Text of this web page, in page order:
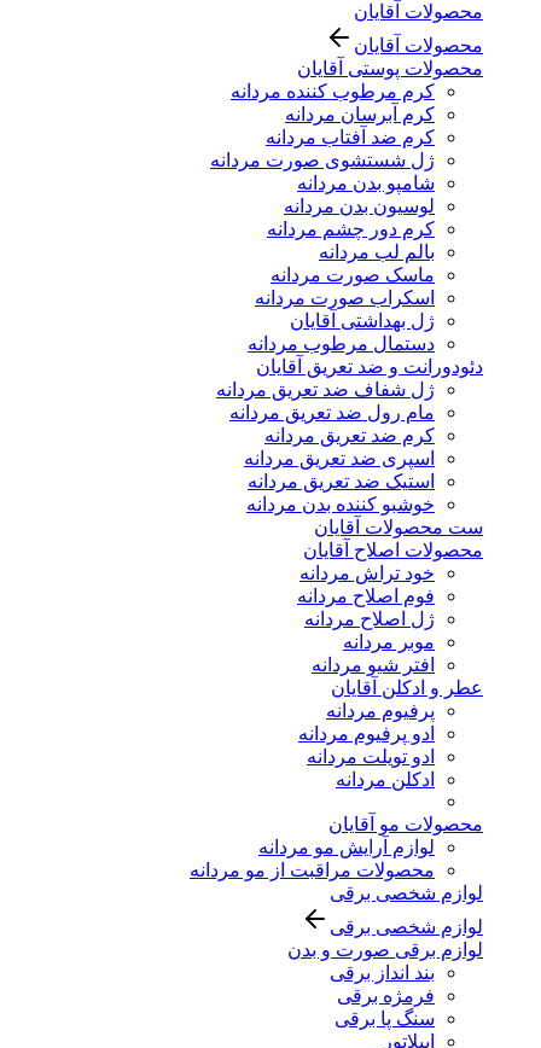
محصولات آقایان
محصولات آقایان
محصولات پوستی آقایان
کرم مرطوب کننده مردانه
کرم آبرسان مردانه
کرم ضد آفتاب مردانه
ژل شستشوی صورت مردانه
شامپو بدن مردانه
لوسیون بدن مردانه
کرم دور چشم مردانه
بالم لب مردانه
ماسک صورت مردانه
اسکراب صورت مردانه
ژل بهداشتی آقایان
دستمال مرطوب مردانه
دئودورانت و ضد تعریق آقایان
ژل شفاف ضد تعریق مردانه
مام رول ضد تعریق مردانه
کرم ضد تعریق مردانه
اسپری ضد تعریق مردانه
استیک ضد تعریق مردانه
خوشبو کننده بدن مردانه
ست محصولات آقایان
محصولات اصلاح آقایان
خود تراش مردانه
فوم اصلاح مردانه
ژل اصلاح مردانه
موبر مردانه
افتر شیو مردانه
عطر و ادکلن آقایان
پرفیوم مردانه
ادو پرفیوم مردانه
ادو تویلت مردانه
ادکلن مردانه
محصولات مو آقایان
لوازم آرایش مو مردانه
محصولات مراقبت از مو مردانه
لوازم شخصی برقی
لوازم شخصی برقی
لوازم برقی صورت و بدن
بند انداز برقی
فرمژه برقی
سنگ پا برقی
اپیلاتور